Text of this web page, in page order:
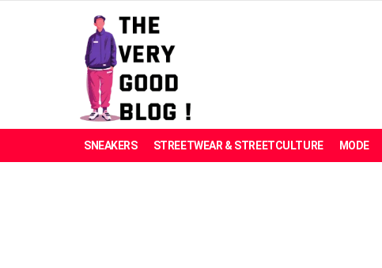
SNEAKERS STREETWEAR & STREETCULTURE MODE